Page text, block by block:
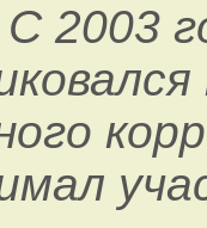
2003